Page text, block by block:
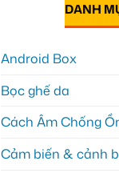
DANH
Android Box
Bọc ghế da
Cách Âm Chống
Cảm biến & cảnh